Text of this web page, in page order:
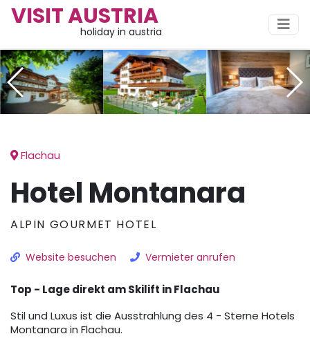
VISIT AUSTRIA
holiday in austria
Flachau
Hotel Montanara
ALPIN GOURMET HOTEL
Website besuchen Vermieter anrufen
Top - Lage direkt am Skilift in Flachau
Stil und Luxus ist die Ausstrahlung des 4 - Sterne Hotels
Montanara in Flachau.